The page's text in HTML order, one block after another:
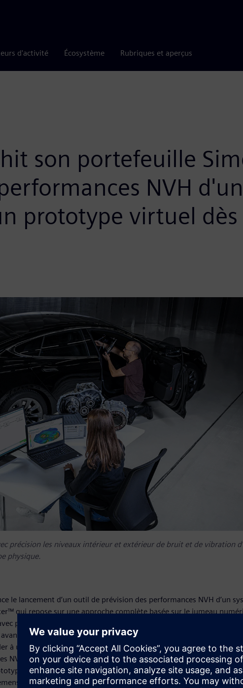
d'activité Écosystème Rubriques et aperçus
son portefeuille
NVH
prototype virtuel
précision les niveaux intérieur et extérieur de bruit et de vibration
physique.
le lancement d’un outil de prévision des performances NVH d’un
qui repose sur une approche complète basée sur le jumeau
précision les niveaux intérieur et extérieur de bruit et de vibration
d’avoir un prototype physique à disposition. Avec cette nouvelle
à une analyse NVH complète du véhicule très tôt dans la phase de
NVH pouvant affecter les différents composants seront détectés
à l’aide de modèles simulés et mesurés de ces composants.
qui comprend des logiciels, des services et une plateforme de